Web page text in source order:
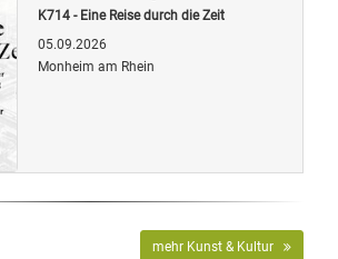
K714 - Eine Reise durch die Zeit
05.09.2026
Monheim am Rhein
mehr Kunst & Kultur